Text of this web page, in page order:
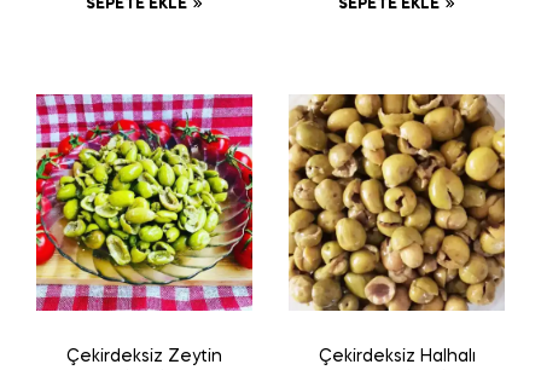
SEPETE EKLE SEPETE EKLE
Çekirdeksiz Zeytin
Çekirdeksiz Halhalı